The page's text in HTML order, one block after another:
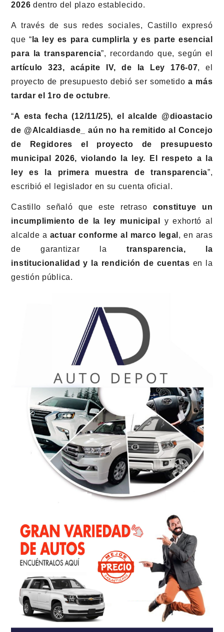
2026 dentro del plazo establecido.
A través de sus redes sociales, Castillo expresó
que “ la ley es para cumplirla y es parte esencial
para la transparencia”, recordando que, según el
artículo 323, acápite IV, de la Ley 176-07, el
proyecto de presupuesto debió ser sometidoa más
tardar el 1ro de octubre.
“A esta fecha (12/11/25), el alcalde @dioastacio
de @Alcaldiasde_ aún no ha remitido al Concejo
de Regidores el proyecto de presupuesto
municipal 2026, violando la ley. El respeto a la
ley es la primera muestra de transparencia”,
escribió el legislador en su cuenta oficial.
Castillo señaló que este retraso constituye un
incumplimiento de la ley municipal
y exhortó al
alcalde a actuar conforme al marco legal , en aras
de garantizar la transparencia, la
institucionalidad y la rendición de cuentas en la
gestión pública.